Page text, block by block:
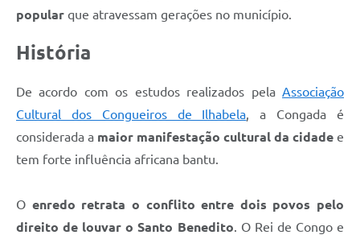
popular que atravessam gerações no município.
História
De acordo com os estudos realizados pela Associação
Cultural dos Congueiros de Ilhabela, a Congada é
considerada a maior manifestação cultural da cidade e
tem forte influência africana bantu.
O enredo retrata o conflito entre dois povos pelo
direito de louvar o Santo Benedito. O Rei de Congo e